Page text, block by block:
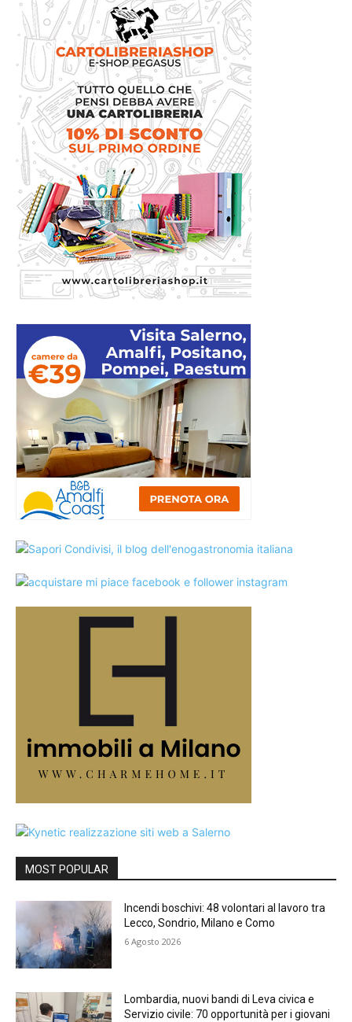
MOST POPULAR
Incendi boschivi: 48 volontari al lavoro tra
Lecco, Sondrio, Milano e Como
6 Agosto 2026
Lombardia, nuovi bandi di Leva civica e
Servizio civile: 70 opportunità per i giovani